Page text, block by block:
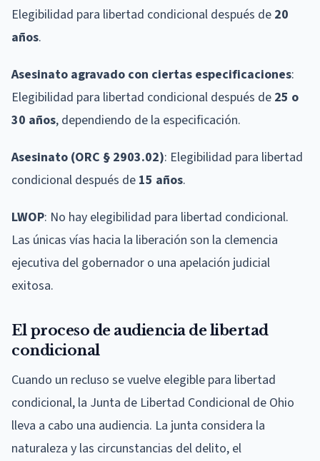
Elegibilidad para libertad condicional después de 20
años.
Asesinato agravado con ciertas especificaciones:
Elegibilidad para libertad condicional después de 25 o
30 años, dependiendo de la especificación.
Asesinato (ORC § 2903.02): Elegibilidad para libertad
condicional después de 15 años.
LWOP: No hay elegibilidad para libertad condicional.
Las únicas vías hacia la liberación son la clemencia
ejecutiva del gobernador o una apelación judicial
exitosa.
El proceso de audiencia de libertad
condicional
Cuando un recluso se vuelve elegible para libertad
condicional, la Junta de Libertad Condicional de Ohio
lleva a cabo una audiencia. La junta considera la
naturaleza y las circunstancias del delito, el